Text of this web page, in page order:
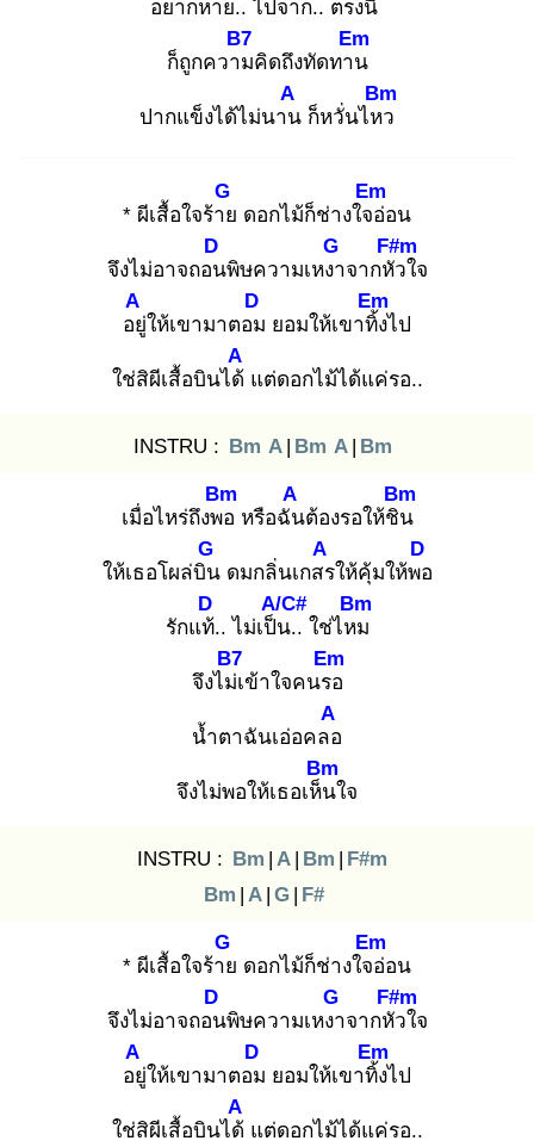
อยากหาย.. ไปจาก.. ตรงนี้
ก็ถูกความ
B7
คิดถึงทัดทาน
Em
ปากแข็งได้ไม่นาน
A
ก็หวั่นไหว
Bm
* ผีเสื้อใจร้าย
G
ดอกไม้ก็ช่างใจอ่
Em
อน
จึงไม่อาจถอน
D
พิษความเหงา
G
จากหัว
F#m
ใจ
อยู่
A
ให้เขามาตอม
D
ยอมให้เขาทิ้ง
Em
ไป
ใช่สิผีเสื้อบินได้
A
แต่ดอกไม้ได้แค่รอ..
INSTRU : Bm A | Bm A | Bm
เมื่อไหร่ถึงพอ
Bm
หรือฉัน
A
ต้องรอให้ชิน
Bm
ให้เธอโผล่บิน
G
ดมกลิ่นเกสร
A
ให้คุ้มให้พอ
D
รักแท้.
D
. ไม่เป็น
A/C#
.. ใช่ไหม
Bm
จึงไม่เ
B7
ข้าใจคนรอ
Em
น้ำตาฉันเอ่อคลอ
A
จึงไม่พอให้เธอเห็น
Bm
ใจ
INSTRU : Bm | A | Bm | F#m
Bm | A | G | F#
* ผีเสื้อใจร้าย
G
ดอกไม้ก็ช่างใจอ่
Em
อน
จึงไม่อาจถอน
D
พิษความเหงา
G
จากหัว
F#m
ใจ
อยู่
A
ให้เขามาตอม
D
ยอมให้เขาทิ้ง
Em
ไป
ใช่สิผีเสื้อบินได้
A
แต่ดอกไม้ได้แค่รอ..